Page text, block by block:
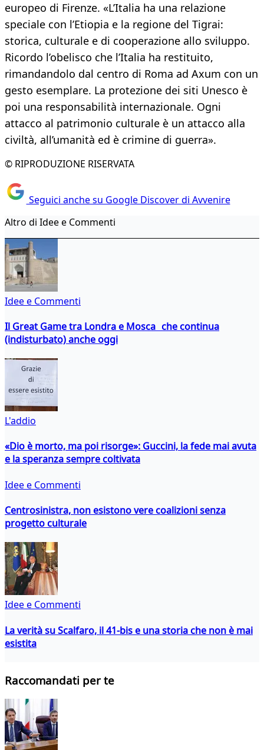
europeo di Firenze. «L’Italia ha una relazione
speciale con l’Etiopia e la regione del Tigrai:
storica, culturale e di cooperazione allo sviluppo.
Ricordo l’obelisco che l’Italia ha restituito,
rimandandolo dal centro di Roma ad Axum con un
gesto esemplare. La protezione dei siti Unesco è
poi una responsabilità internazionale. Ogni
attacco al patrimonio culturale è un attacco alla
civiltà, all’umanità ed è crimine di guerra».
© RIPRODUZIONE RISERVATA
Seguici anche su Google Discover di Avvenire
Altro di Idee e Commenti
Idee e Commenti
Il Great Game tra Londra e Mosca che continua
(indisturbato) anche oggi
L'addio
«Dio è morto, ma poi risorge»: Guccini, la fede mai avuta
e la speranza sempre coltivata
Idee e Commenti
Centrosinistra, non esistono vere coalizioni senza
progetto culturale
Idee e Commenti
La verità su Scalfaro, il 41-bis e una storia che non è mai
esistita
Raccomandati per te